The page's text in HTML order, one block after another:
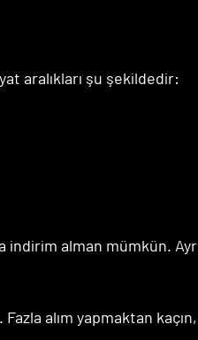
aralıkları şu şekildedir:
indirim alman mümkün.
alım yapmaktan